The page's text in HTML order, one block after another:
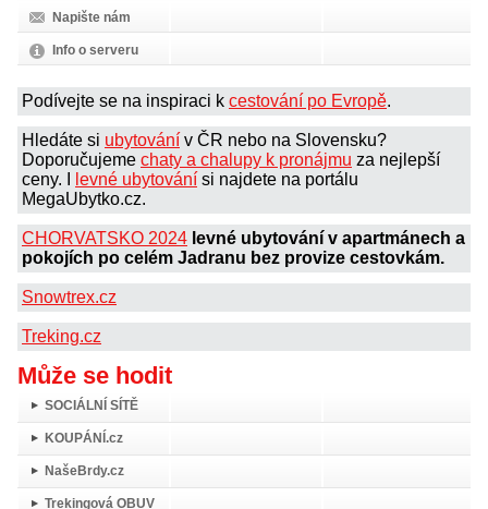
Napište nám
Info o serveru
Podívejte se na inspiraci k cestování po Evropě.
Hledáte si ubytování v ČR nebo na Slovensku?
Doporučujeme chaty a chalupy k pronájmu za nejlepší
ceny. I
levné ubytování si najdete na portálu
MegaUbytko.cz.
CHORVATSKO 2024 levné ubytování v apartmánech a
pokojích po celém Jadranu bez provize cestovkám.
Snowtrex.cz
Treking.cz
Může se hodit
SOCIÁLNÍ SÍTĚ
KOUPÁNÍ.cz
NašeBrdy.cz
Trekingová OBUV